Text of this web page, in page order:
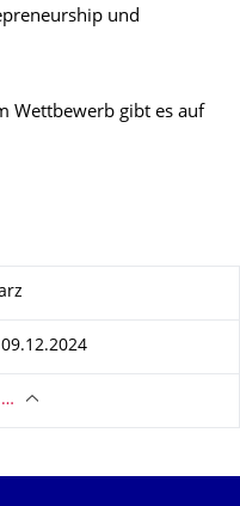
und
Wettbewerb gibt es auf
…